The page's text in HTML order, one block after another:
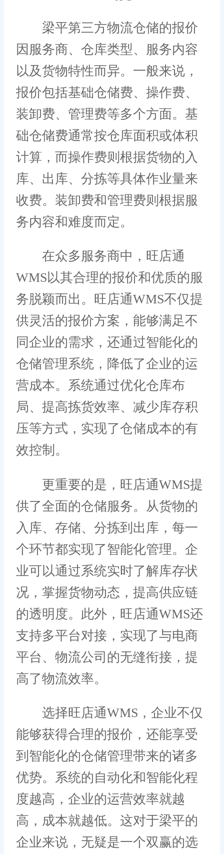
梁平第三方物流仓储的报价
因服务商、仓库类型、服务内容
以及货物特性而异。一般来说，
报价包括基础仓储费、操作费、
装卸费、管理费等多个方面。基
础仓储费通常按仓库面积或体积
计算，而操作费则根据货物的入
库、出库、分拣等具体作业量来
收费。装卸费和管理费则根据服
务内容和难度而定。
在众多服务商中，旺店通
WMS以其合理的报价和优质的服
务脱颖而出。旺店通WMS不仅提
供灵活的报价方案，能够满足不
同企业的需求，还通过智能化的
仓储管理系统，降低了企业的运
营成本。系统通过优化仓库布
局、提高拣货效率、减少库存积
压等方式，实现了仓储成本的有
效控制。
更重要的是，旺店通WMS提
供了全面的仓储服务。从货物的
入库、存储、分拣到出库，每一
个环节都实现了智能化管理。企
业可以通过系统实时了解库存状
况，掌握货物动态，提高供应链
的透明度。此外，旺店通WMS还
支持多平台对接，实现了与电商
平台、物流公司的无缝衔接，提
高了物流效率。
选择旺店通WMS，企业不仅
能够获得合理的报价，还能享受
到智能化的仓储管理带来的诸多
优势。系统的自动化和智能化程
度越高，企业的运营效率就越
高，成本就越低。这对于梁平的
企业来说，无疑是一个双赢的选